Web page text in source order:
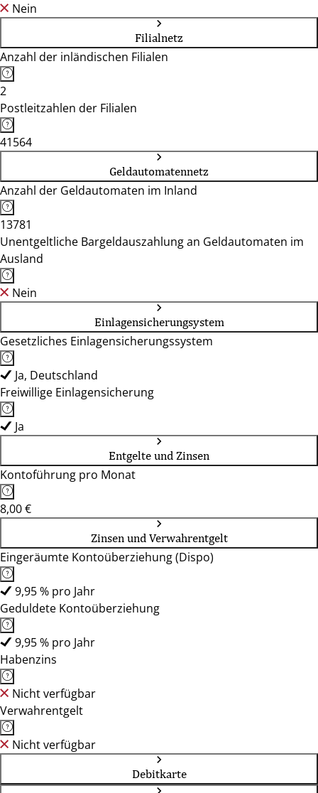
Nein
Filialnetz
Anzahl der inländischen Filialen
2
Postleitzahlen der Filialen
41564
Geldautomatennetz
Anzahl der Geldautomaten im Inland
13781
Unentgeltliche Bargeldauszahlung an Geldautomaten im
Ausland
Nein
Einlagensicherungsystem
Gesetzliches Einlagensicherungssystem
Ja, Deutschland
Freiwillige Einlagensicherung
Ja
Entgelte und Zinsen
Kontoführung pro Monat
8,00 €
Zinsen und Verwahrentgelt
Eingeräumte Kontoüberziehung (Dispo)
9,95 % pro Jahr
Geduldete Kontoüberziehung
9,95 % pro Jahr
Habenzins
Nicht verfügbar
Verwahrentgelt
Nicht verfügbar
Debitkarte